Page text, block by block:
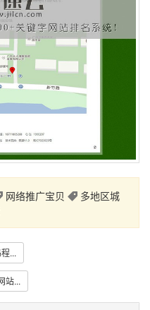
网络推广宝贝
多地区城
...
站...